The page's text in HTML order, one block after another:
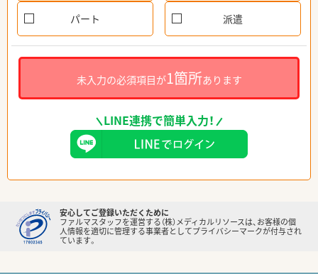
パート 派遣
未入力の必須項目が1箇所あります
LINE連携で簡単入力！
安心してご登録いただくために
ファルマスタッフを運営する（株）メディカルリソースは、お客様の個
人情報を適切に管理する事業者としてプライバシーマークが付与され
ています。